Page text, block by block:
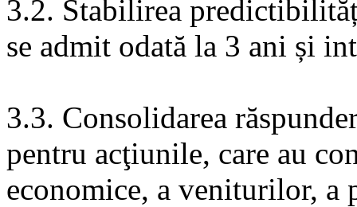
3.2. Stabilirea
se admit odată la 3 ani și
3.3. Consolidarea
pentru acţiunile, care au
economice, a veniturilor,